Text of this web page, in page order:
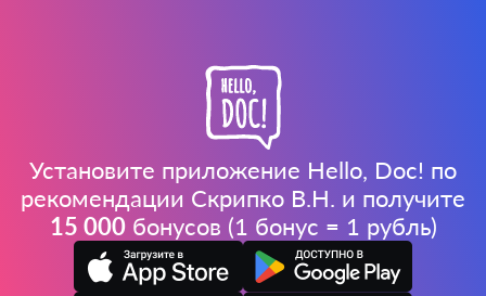
Установите приложение Hello, Doc! по
рекомендации Скрипко В.Н. и получите
15 000бонусов (1 бонус = 1 рубль)